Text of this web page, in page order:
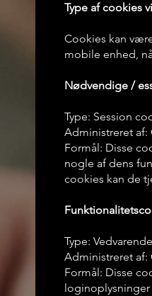
Type af cookies
Cookies kan
mobile enhed,
Nødvendige /
Type: Session
Administreret af:
Formål: Disse
nogle af dens
cookies kan de
Type:
Administreret af:
Formål: Disse